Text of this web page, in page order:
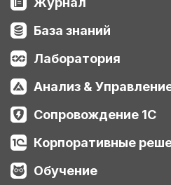
модули. На
даже если
локальную
видеокарт
База знаний
Лаборатория
Анализ &
Сопровождение 1С
Корпоративные
Обучение